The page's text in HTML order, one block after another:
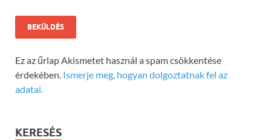
Ez az űrlap Akismetet használ a spam csökkentése
érdekében. Ismerje meg, hogyan dolgoztatnak fel az
adatai.
KERESÉS